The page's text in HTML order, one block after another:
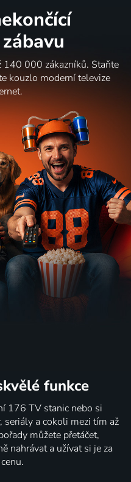
140 000 zákazníků. Staňte
kouzlo moderní televize
funkce
176 TV stanic nebo si
a cokoli mezi tím až
můžete přetáčet,
nahrávat a užívat si je za